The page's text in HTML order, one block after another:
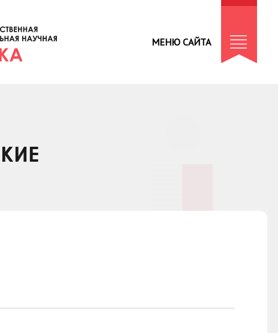
МЕНЮ САЙТА